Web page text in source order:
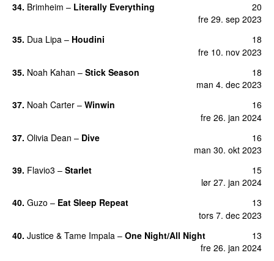
34. Brimheim – Literally Everything
fre 29. sep 2023
20
35. Dua Lipa – Houdini
fre 10. nov 2023
18
35. Noah Kahan – Stick Season
man 4. dec 2023
18
37. Noah Carter – Winwin
fre 26. jan 2024
16
37. Olivia Dean – Dive
man 30. okt 2023
16
39. Flavio3 – Starlet
lør 27. jan 2024
15
40. Guzo – Eat Sleep Repeat
tors 7. dec 2023
13
40. Justice & Tame Impala – One Night/All Night
fre 26. jan 2024
13